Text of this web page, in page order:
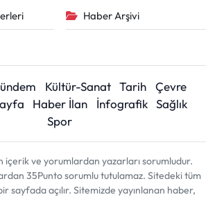
Haber Arşivi
Kültür-Sanat Tarih
Çevre
Haber İlan İnfografik Sağlık
Spor
içerik ve yorumlardan yazarları sorumludur.
35Punto sorumlu tutulamaz. Sitedeki tüm
sayfada açılır. Sitemizde yayınlanan haber,